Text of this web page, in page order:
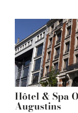
Hôtel & Spa
Augustins